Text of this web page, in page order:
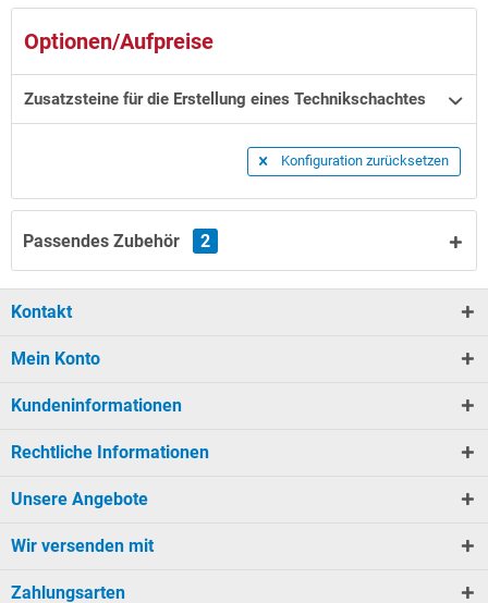
Optionen/Aufpreise
Zusatzsteine für die Erstellung eines Technikschachtes
Konfiguration zurücksetzen
Passendes Zubehör 2
Kontakt
Mein Konto
Kundeninformationen
Rechtliche Informationen
Unsere Angebote
Wir versenden mit
Zahlungsarten